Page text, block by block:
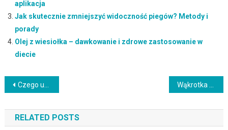
aplikacja
Jak skutecznie zmniejszyć widoczność piegów? Metody i
porady
Olej z wiesiołka – dawkowanie i zdrowe zastosowanie w
diecie
Nawigacja
wpisu
Czego unikać w kosmetykach? Szkodliwe substancje i ich skutki
RELATED POSTS